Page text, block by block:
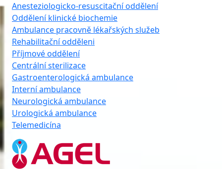
Anesteziologicko-resuscitační oddělení
Oddělení klinické biochemie
Ambulance pracovně lékařských služeb
Rehabilitační odděleni
Příjmové oddělení
Centrální sterilizace
Gastroenterologická ambulance
Interní ambulance
Neurologická ambulance
Urologická ambulance
Telemedicína